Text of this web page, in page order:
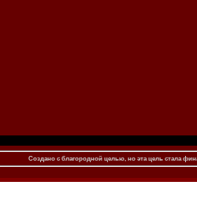
Создано c благородной целью, но эта цель стала